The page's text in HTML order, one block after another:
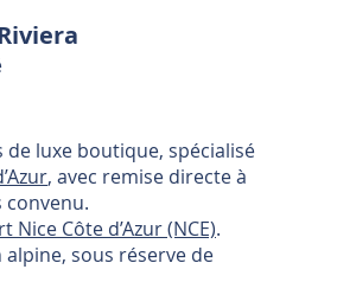
luxe boutique, spécialisé
, avec remise directe à
Nice Côte d’Azur (NCE).
sous réserve de